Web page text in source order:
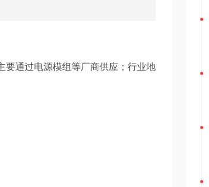
要通过电源模组等厂商供应；行业地